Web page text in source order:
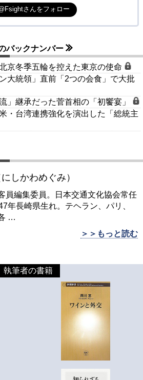
さんをフォロー
バックナンバー
京冬季五輪を控えた東京の使命
大統領」直前「2つの会食」で大批
」継承だった菅首相の「初饗宴」
・台湾連携強化を演出した「総統主
しかわめぐみ）
員編集委員。日本交通文化協会常任
年長崎県生れ。テヘラン、パリ、
…
＞＞もっと読む
執筆者の書籍